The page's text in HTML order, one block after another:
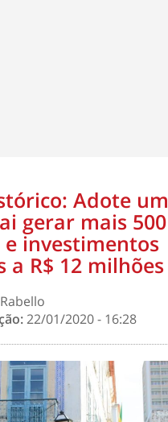
Adote um
gerar mais 500
investimentos
a R$ 12 milhões
22/01/2020 - 16:28